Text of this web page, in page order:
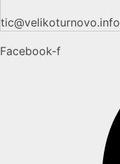
tic@velikoturnovo.info
Facebook-f